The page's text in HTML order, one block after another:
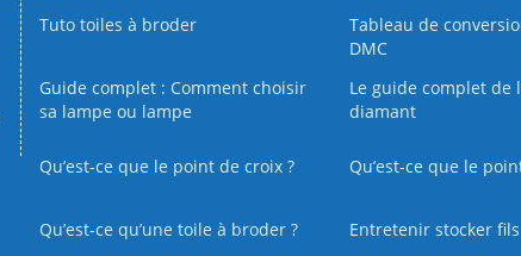
Tuto toiles à broder
Tableau de
DMC
Guide complet : Comment choisir
sa lampe ou lampe
Le guide complet de
diamant
Qu’est-ce que le point de croix ?
Qu’est-ce que le
Qu’est‑ce qu’une toile à broder ?
Entretenir stocker